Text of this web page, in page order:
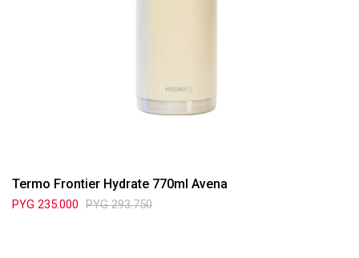
Termo Frontier Hydrate 770ml Avena
PYG 235.000 PYG 293.750